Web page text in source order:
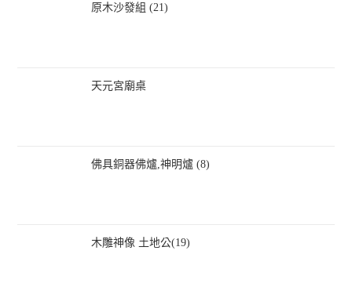
原木沙發組 (21)
天元宮廟桌
佛具銅器佛爐,神明爐 (8)
木雕神像 土地公(19)